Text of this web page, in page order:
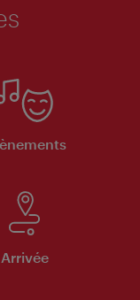
Arrivée